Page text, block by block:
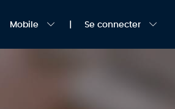
Mobile Se connecter